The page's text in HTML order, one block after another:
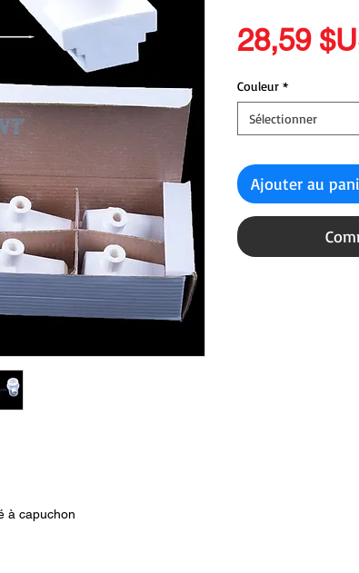
à capuchon
28,59
Couleur *
Sélectionner
Ajouter au